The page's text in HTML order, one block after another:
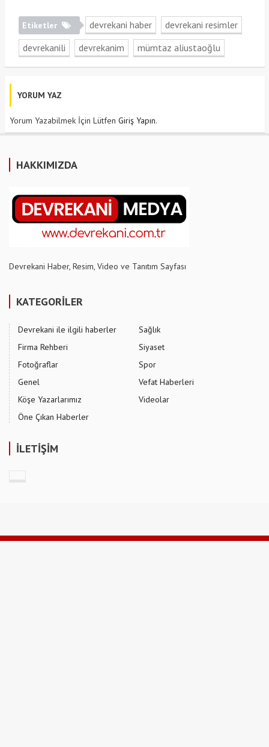
Etiketler devrekani haber
devrekani resimler
devrekanili
devrekanim mümtaz aliustaoğlu
YORUM YAZ
Yorum Yazabilmek İçin Lütfen Giriş Yapın.
HAKKIMIZDA
Devrekani Haber, Resim, Video ve Tanıtım Sayfası
KATEGORİLER
Devrekani ile ilgili haberler
Firma Rehberi
Fotoğraflar
Genel
Köşe Yazarlarımız
Öne Çıkan Haberler
Sağlık
Siyaset
Spor
Vefat Haberleri
Videolar
İLETİŞİM